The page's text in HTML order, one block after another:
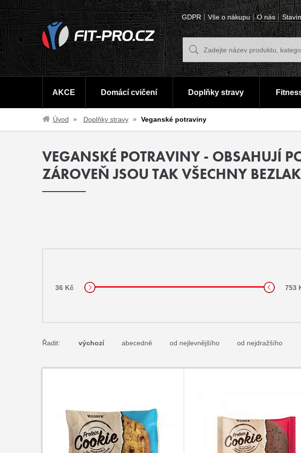
GDPR Vše o nákupu O nás
AKCE Domácí cvičení Doplňky stravy
Úvod Doplňky stravy Veganské potraviny
VEGANSKÉ POTRAVINY - OBSAHUJÍ
ZÁROVEŇ JSOU TAK VŠECHNY
36 Kč 753
Řadit: výchozí abecedně od nejlevnějšího od nejdražšího